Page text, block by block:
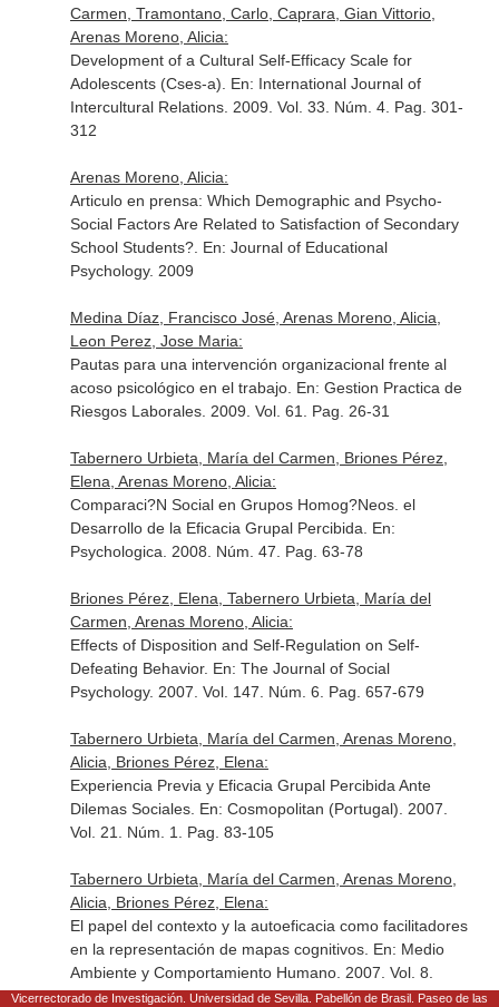
Carmen, Tramontano, Carlo, Caprara, Gian Vittorio,
Arenas Moreno, Alicia:
Development of a Cultural Self-Efficacy Scale for
Adolescents (Cses-a). En: International Journal of
Intercultural Relations. 2009. Vol. 33. Núm. 4. Pag. 301-
312
Arenas Moreno, Alicia:
Articulo en prensa: Which Demographic and Psycho-
Social Factors Are Related to Satisfaction of Secondary
School Students?. En: Journal of Educational
Psychology. 2009
Medina Díaz, Francisco José, Arenas Moreno, Alicia,
Leon Perez, Jose Maria:
Pautas para una intervención organizacional frente al
acoso psicológico en el trabajo. En: Gestion Practica de
Riesgos Laborales. 2009. Vol. 61. Pag. 26-31
Tabernero Urbieta, María del Carmen, Briones Pérez,
Elena, Arenas Moreno, Alicia:
Comparaci?N Social en Grupos Homog?Neos. el
Desarrollo de la Eficacia Grupal Percibida. En:
Psychologica . 2008. Núm. 47. Pag. 63-78
Briones Pérez, Elena, Tabernero Urbieta, María del
Carmen, Arenas Moreno, Alicia:
Effects of Disposition and Self-Regulation on Self-
Defeating Behavior. En: The Journal of Social
Psychology. 2007. Vol. 147. Núm. 6. Pag. 657-679
Tabernero Urbieta, María del Carmen, Arenas Moreno,
Alicia, Briones Pérez, Elena:
Experiencia Previa y Eficacia Grupal Percibida Ante
Dilemas Sociales. En: Cosmopolitan (Portugal) . 2007.
Vol. 21. Núm. 1. Pag. 83-105
Tabernero Urbieta, María del Carmen, Arenas Moreno,
Alicia, Briones Pérez, Elena:
El papel del contexto y la autoeficacia como facilitadores
en la representación de mapas cognitivos. En: Medio
Ambiente y Comportamiento Humano. 2007. Vol. 8.
Núm. 1-2. Pag. 111-135
Vicerrectorado de Investigación. Universidad de Sevilla. Pabellón de Brasil. Paseo de las